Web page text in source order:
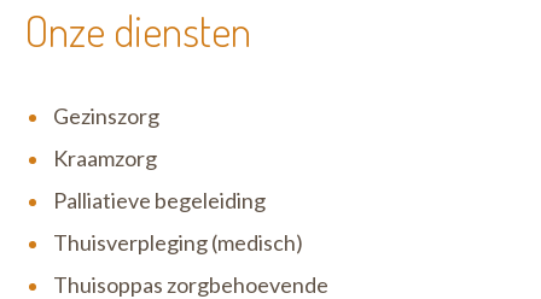
momenten waar extra hulp meer dan welkom is. Ook
die je nodig hebt! Voor Helan staat het comfort van
de patiënt steeds centraal. Daarom kunnen we snel
Onze diensten
Gezinszorg
Kraamzorg
Palliatieve begeleiding
Thuisverpleging (medisch)
Thuisoppas zorgbehoevende